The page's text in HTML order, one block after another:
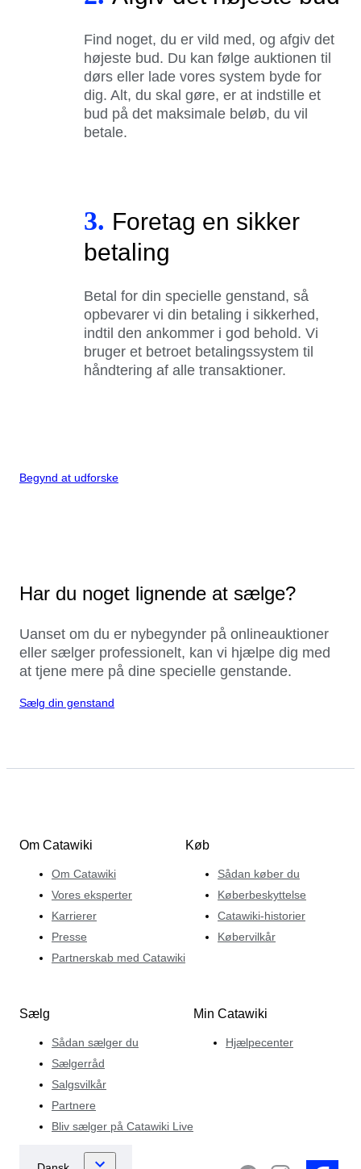
Find noget, du er vild med, og afgiv det
højeste bud. Du kan følge auktionen til
dørs eller lade vores system byde for
dig. Alt, du skal gøre, er at indstille et
bud på det maksimale beløb, du vil
betale.
3. Foretag en sikker
betaling
Betal for din specielle genstand, så
opbevarer vi din betaling i sikkerhed,
indtil den ankommer i god behold. Vi
bruger et betroet betalingssystem til
håndtering af alle transaktioner.
Begynd at udforske
Har du noget lignende at sælge?
Uanset om du er nybegynder på onlineauktioner
eller sælger professionelt, kan vi hjælpe dig med
at tjene mere på dine specielle genstande.
Sælg din genstand
Om Catawiki
Om Catawiki
Vores eksperter
Karrierer
Presse
Partnerskab med Catawiki
Køb
Sådan køber du
Køberbeskyttelse
Catawiki-historier
Købervilkår
Sælg
Sådan sælger du
Sælgerråd
Salgsvilkår
Partnere
Bliv sælger på Catawiki Live
Min Catawiki
Hjælpecenter